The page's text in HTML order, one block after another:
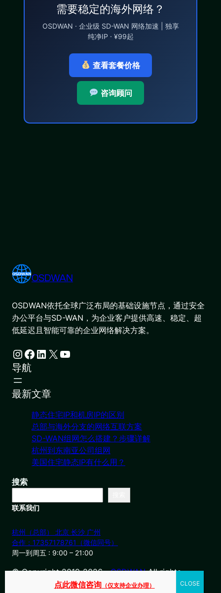
需要稳定的海外网络？
OSDWAN · 企业级 SD-WAN 网络加速 | 独享
纯净IP · ¥99起
查看套餐价格
咨询顾问
OSDWAN
OSDWAN依托全球广泛布局的基础设施节点，通过安全
办公平台与SD-WAN，为企业客户提供高速、稳定、超
低延迟且智能可靠的企业网络解决方案。
Instagram Facebook LinkedIn X YouTube
导航
最新文章
静态住宅IP和机房IP的区别
总部与海外分支的网络互联方案
SD-WAN组网怎么搭建？步骤详解
杭州到东南亚公司组网
美国住宅静态IP有什么用？
搜索
联系我们
杭州（总部） 北京 长沙 广州
合作：17357178761（微信同号）
周一到周五 : 9:00 – 21:00
© Copyright 2019-2026・OSDWANAll rights
点此微信咨询 （仅支持企业办理）